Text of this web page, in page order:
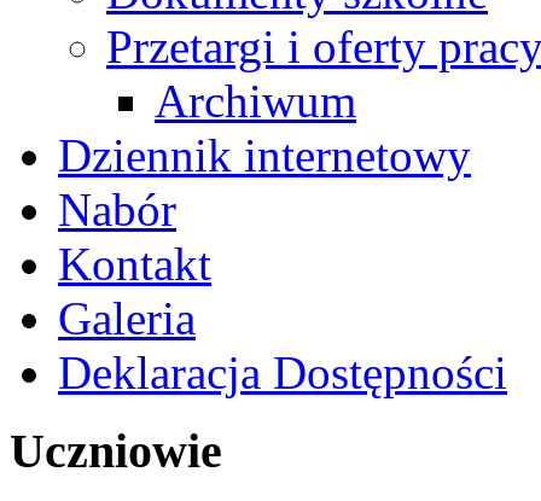
Przetargi i oferty
Archiwum
Dziennik internetowy
Nabór
Kontakt
Galeria
Deklaracja Dostępności
Uczniowie